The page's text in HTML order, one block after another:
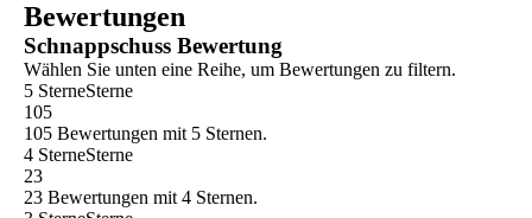
Bewertungen
Schnappschuss Bewertung
Wählen Sie unten eine Reihe, um Bewertungen zu filtern.
5 SterneSterne
105
105 Bewertungen mit 5 Sternen.
4 SterneSterne
23
23 Bewertungen mit 4 Sternen.